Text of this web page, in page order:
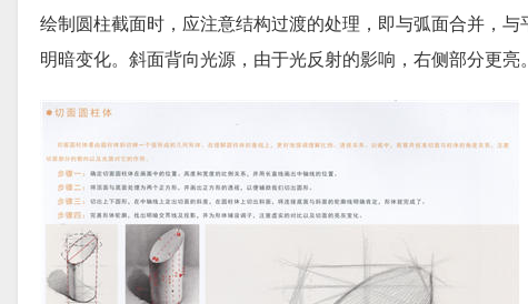
绘制圆柱截面时，应注意结构过渡的处理，即与弧面合并，
明暗变化。斜面背向光源，由于光反射的影响，右侧部分更亮。